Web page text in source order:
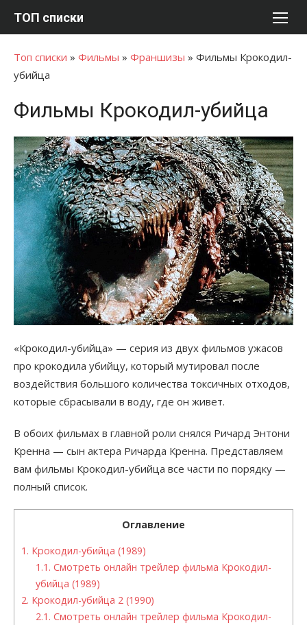
ТОП списки
Топ списки » Фильмы » Франшизы » Фильмы Крокодил-
убийца
Фильмы Крокодил-убийца
«Крокодил-убийца» — серия из двух фильмов ужасов
про крокодила убийцу, который мутировал после
воздействия большого количества токсичных отходов,
которые сбрасывали в воду, где он живет.
В обоих фильмах в главной роли снялся Ричард Энтони
Кренна — сын актера Ричарда Кренна. Представляем
вам фильмы Крокодил-убийца все части по порядку —
полный список.
Оглавление
1. Крокодил-убийца (1989)
1.1. Смотреть онлайн трейлер фильма Крокодил-
убийца (1989)
2. Крокодил-убийца 2 (1990)
2.1. Смотреть онлайн трейлер фильма Крокодил-